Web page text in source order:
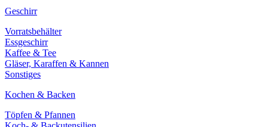
Geschirr
Vorratsbehälter
Essgeschirr
Kaffee & Tee
Gläser, Karaffen & Kannen
Sonstiges
Kochen & Backen
Töpfen & Pfannen